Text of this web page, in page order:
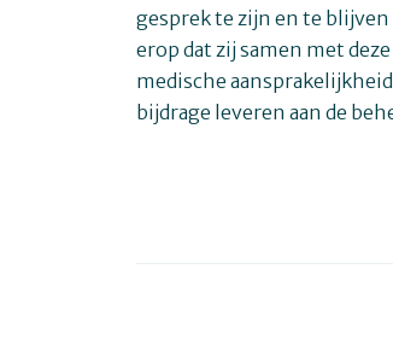
gesprek te zijn en te
erop dat zij samen met
medische
bijdrage leveren aan de